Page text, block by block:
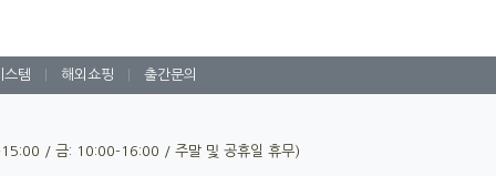
스템 해외쇼핑 출간문의
/ 금: 10:00-16:00 / 주말 및 공휴일 휴무)